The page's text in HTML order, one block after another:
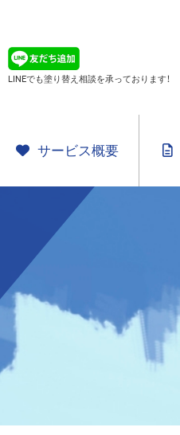
LINEでも塗り替え相談を承っております！
サービス概要